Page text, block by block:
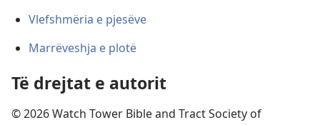
Vlefshmëria e pjesëve
Marrëveshja e plotë
Të drejtat e autorit
©2026Watch Tower Bible and Tract Society of